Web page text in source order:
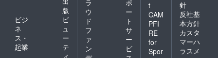
る動画
をご確
認くだ
日弦弓
こめを
自由に
版
ビジ
ネ
ス・
起業
ビ
ュ
ー
テ
ラ
ウ
ド
フ
ァ
ン
ポ
ー
ト
サ
ー
ビ
t
CAM
PFI
RE
for
Spor
針
反社基
本方針
カスタ
マーハ
ラスメ